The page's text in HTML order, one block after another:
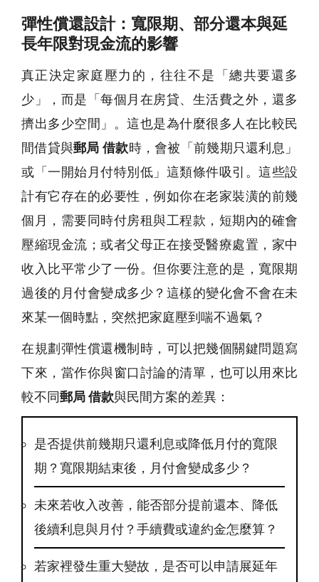
彈性償還設計：寬限期、部分還本與延
長年限對現金流的影響
真正決定家庭壓力的，往往不是「總共要還多
少」，而是「每個月在房貸、生活費之外，還多
擠出多少空間」。這也是為什麼很多人在比較民
間借貸與郵局 借款時，會被「前幾期只還利息」
或「一開始月付特別低」這類條件吸引。這些設
計有它存在的必要性，例如你在老家裝潢的前幾
個月，需要同時付房租與工程款，短期內的確會
壓縮現金流；或者父母正在接受醫療處置，家中
收入比平常少了一份。但你要注意的是，寬限期
過後的月付會變成多少？這樣的變化會不會在未
來某一個時點，突然把家庭壓到喘不過氣？
在規劃彈性償還機制時，可以把幾個關鍵問題寫
下來，當作你與窗口討論的清單，也可以用來比
較不同郵局 借款與民間方案的差異：
是否提供前幾期只還利息或降低月付的寬限
期？寬限期結束後，月付會變成多少？
未來若收入改善，能否部分提前還本、降低
後續利息與月付？手續費或違約金怎麼算？
若家裡發生重大變故，是否可以申請展延年